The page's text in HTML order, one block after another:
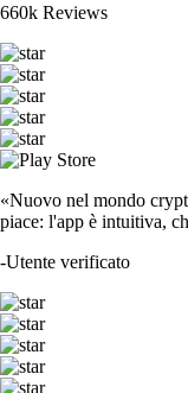
660k Reviews
«Nuovo nel mondo
piace: l'app è intuitiva,
-Utente verificato